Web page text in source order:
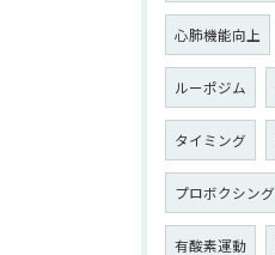
心肺機能向上
ルーポジム
タイミング
プロボクシング
有酸素運動